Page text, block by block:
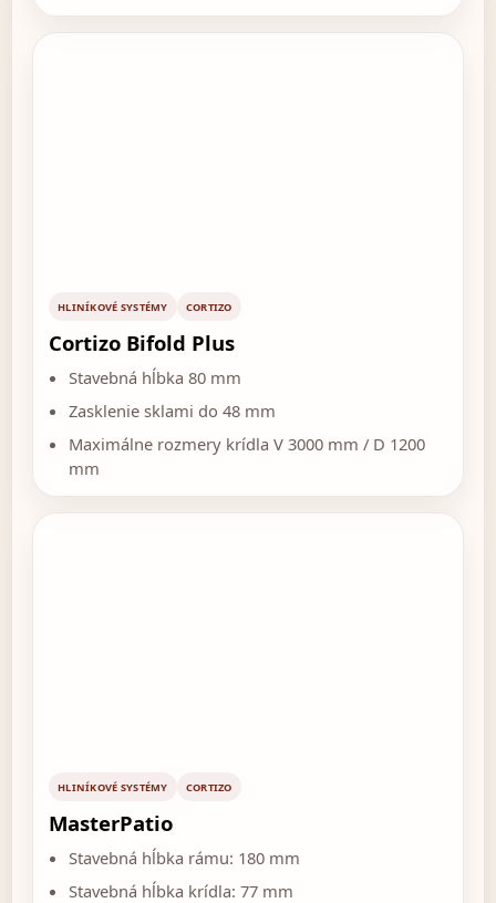
HLINÍKOVÉ SYSTÉMY CORTIZO
Cortizo Bifold Plus
Stavebná hĺbka 80 mm
Zasklenie sklami do 48 mm
Maximálne rozmery krídla V 3000 mm / D 1200
mm
HLINÍKOVÉ SYSTÉMY CORTIZO
MasterPatio
Stavebná hĺbka rámu: 180 mm
Stavebná hĺbka krídla: 77 mm